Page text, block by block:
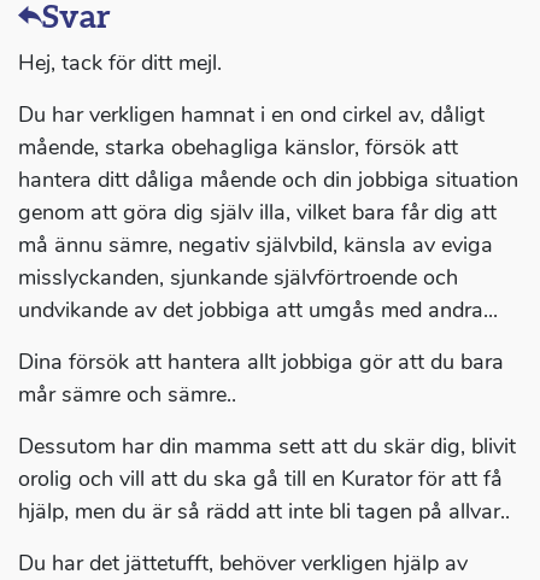
Svar
Hej, tack för ditt mejl.
Du har verkligen hamnat i en ond cirkel av, dåligt
mående, starka obehagliga känslor, försök att
hantera ditt dåliga mående och din jobbiga situation
genom att göra dig själv illa, vilket bara får dig att
må ännu sämre, negativ självbild, känsla av eviga
misslyckanden, sjunkande självförtroende och
undvikande av det jobbiga att umgås med andra...
Dina försök att hantera allt jobbiga gör att du bara
mår sämre och sämre..
Dessutom har din mamma sett att du skär dig, blivit
orolig och vill att du ska gå till en Kurator för att få
hjälp, men du är så rädd att inte bli tagen på allvar..
Du har det jättetufft, behöver verkligen hjälp av